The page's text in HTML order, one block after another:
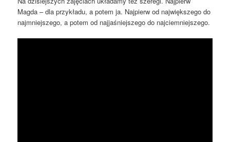
Magda – dla przykładu, a potem ja. Najpierw od największego do
najmniejszego, a potem od najjaśniejszego do najciemniejszego.